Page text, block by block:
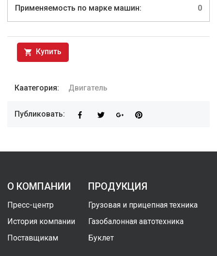
Применяемость по марке машин: 0
Купить
Каатегория: Двигатель
Публиковать:
О КОМПАНИИ
Пресс-центр
История компании
Поставщикам
ПРОДУКЦИЯ
Грузовая и прицепная техника
Газобалонная автотехника
Буклет